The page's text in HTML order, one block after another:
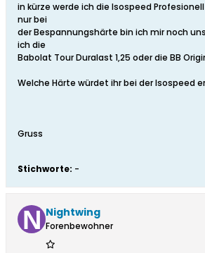
in kürze werde ich die Isospeed
nur bei
der Bespannungshärte bin ich mir noch
ich die
Babolat Tour Duralast 1,25 oder die BB
Welche Härte würdet ihr bei der Isospeed
Gruss
Stichworte: -
Nightwing
Forenbewohner